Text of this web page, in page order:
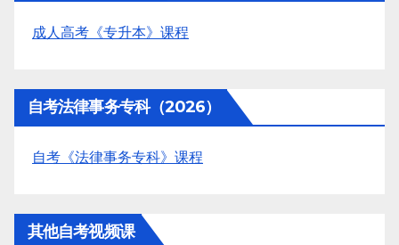
成人高考《专升本》课程
自考法律事务专科（2026）
自考《法律事务专科》课程
其他自考视频课